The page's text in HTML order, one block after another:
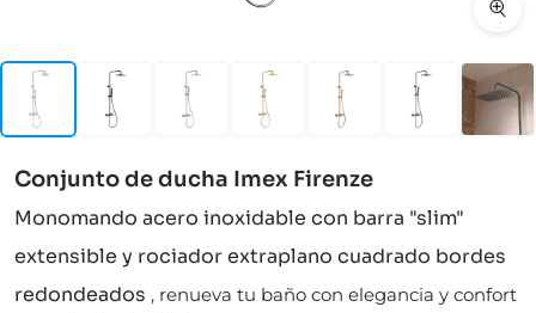
Conjunto de ducha Imex Firenze
Monomando acero inoxidable con barra "slim"
extensible y rociador extraplano cuadrado bordes
redondeados , renueva tu baño con elegancia y confort